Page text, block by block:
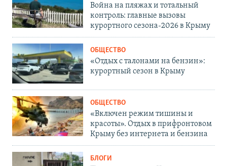
Война на пляжах и тотальный
контроль: главные вызовы
курортного сезона-2026 в Крыму
ОБЩЕСТВО
«Отдых с талонами на бензин»:
курортный сезон в Крыму
ОБЩЕСТВО
«Включен режим тишины и
красоты». Отдых в прифронтовом
Крыму без интернета и бензина
БЛОГИ